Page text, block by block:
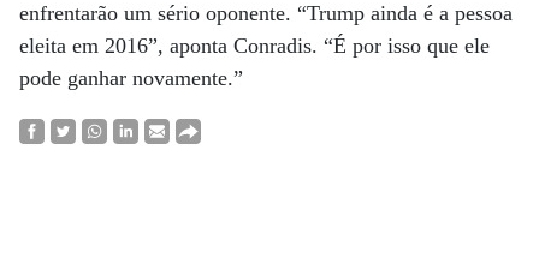
enfrentarão um sério oponente. “Trump ainda é a pessoa
eleita em 2016”, aponta Conradis. “É por isso que ele
pode ganhar novamente.”